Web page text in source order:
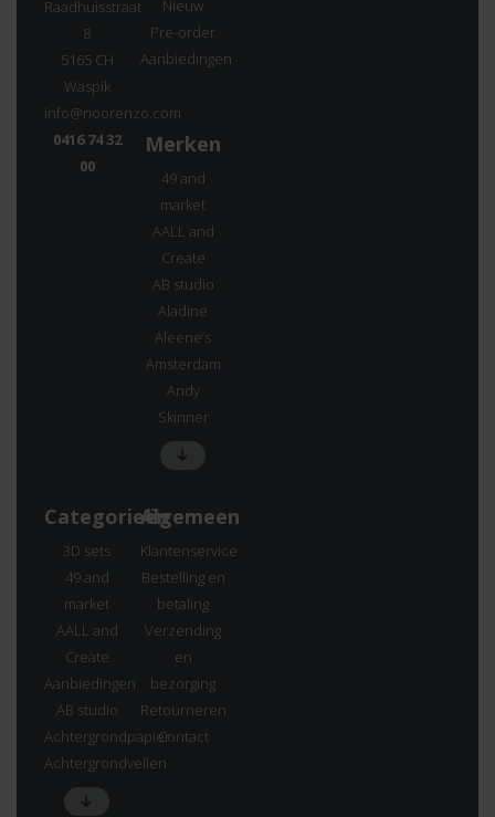
Raadhuisstraat
8
5165 CH
Waspik
info@noorenzo.com
0416 74 32
00
Nieuw
Pre-order
Aanbiedingen
Merken
49 and
market
AALL and
Create
AB studio
Aladine
Aleene’s
Amsterdam
Andy
Skinner
Categorieën
3D sets
49 and
market
AALL and
Create
Aanbiedingen
AB studio
Achtergrondpapier
Achtergrondvellen
Algemeen
Klantenservice
Bestelling en
betaling
Verzending
en
bezorging
Retourneren
Contact